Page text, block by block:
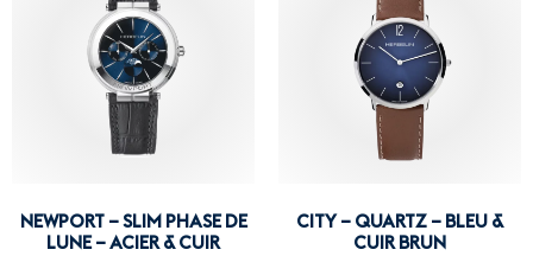
NEWPORT – SLIM PHASE DE
LUNE – ACIER & CUIR
CITY – QUARTZ – BLEU &
CUIR BRUN